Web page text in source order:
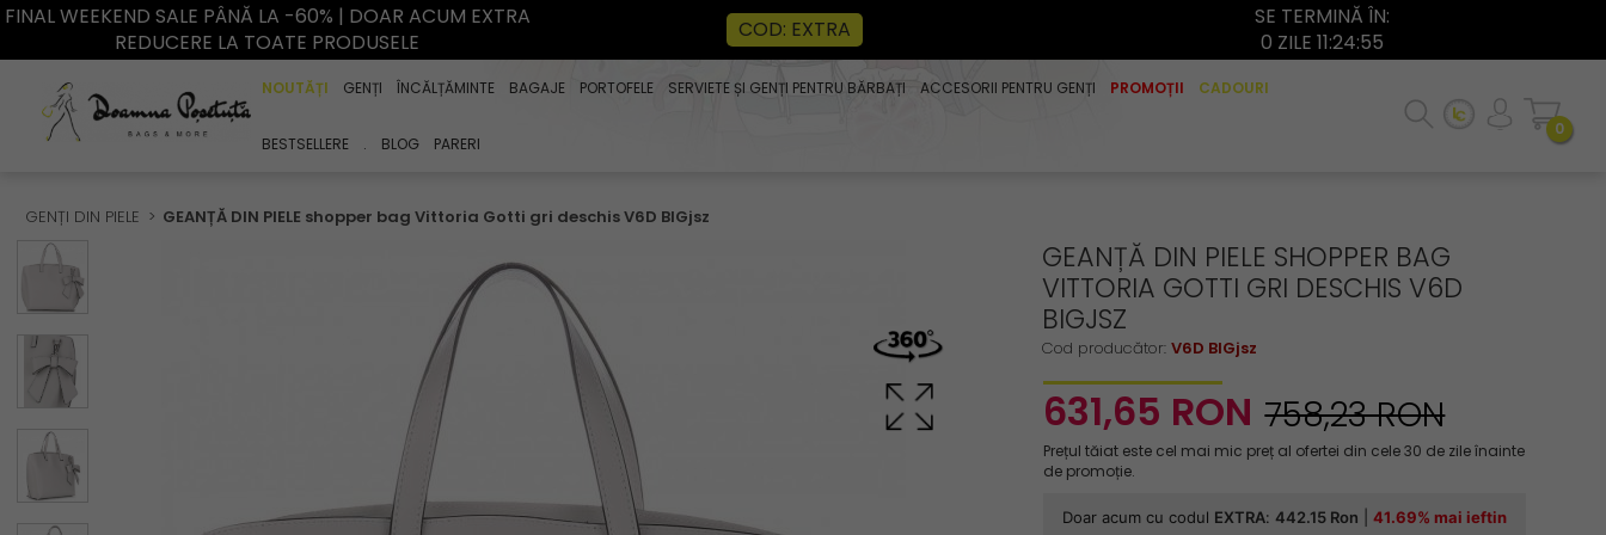
FINAL WEEKEND SALE PÂNĂ LA -60% | DOAR ACUM EXTRA
REDUCERE LA TOATE PRODUSELE
COD: EXTRA
SE TERMINĂ ÎN:
0 ZILE 11:24:54
NOUTĂȚI GENȚI ÎNCĂLȚĂMINTE BAGAJE PORTOFELE SERVIETE ȘI GENȚI PENTRU BĂRBAȚI ACCESORII PENTRU GENȚI PROMOȚII CADOURI
BESTSELLERE . BLOG PARERI
0
GENȚI DIN PIELE GEANȚĂ DIN PIELE shopper bag Vittoria Gotti gri deschis V6D BIGjsz
GEANȚĂ DIN PIELE SHOPPER BAG
VITTORIA GOTTI GRI DESCHIS V6D
BIGJSZ
Cod producător:V6D BIGjsz
631,65 RON 758,23 RON